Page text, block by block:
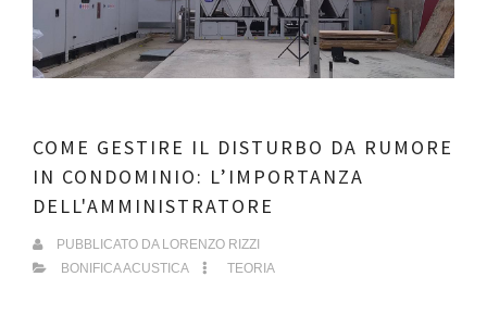
COME GESTIRE IL DISTURBO DA RUMORE
IN CONDOMINIO: L’IMPORTANZA
DELL'AMMINISTRATORE
PUBBLICATO DA LORENZO RIZZI
BONIFICA ACUSTICA
TEORIA